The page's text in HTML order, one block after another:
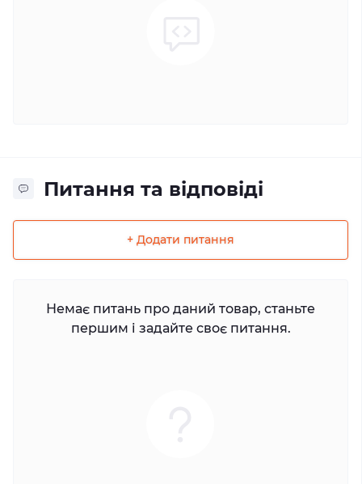
Питання та відповіді
+ Додати питання
Немає питань про даний товар, станьте
першим і задайте своє питання.